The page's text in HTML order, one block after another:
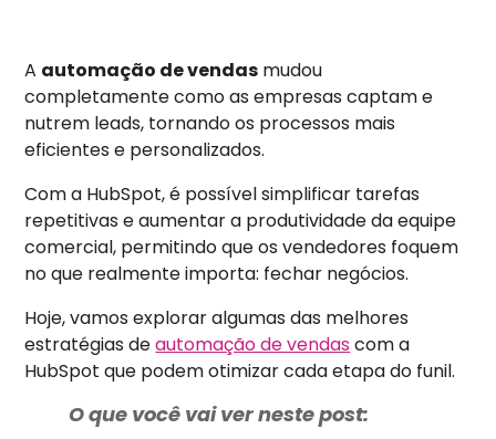
A automação de vendas mudou
completamente como as empresas captam e
nutrem leads, tornando os processos mais
eficientes e personalizados.
Com a HubSpot, é possível simplificar tarefas
repetitivas e aumentar a produtividade da equipe
comercial, permitindo que os vendedores foquem
no que realmente importa: fechar negócios.
Hoje, vamos explorar algumas das melhores
estratégias deautomação de vendas com a
HubSpot que podem otimizar cada etapa do funil.
O que você vai ver neste post: